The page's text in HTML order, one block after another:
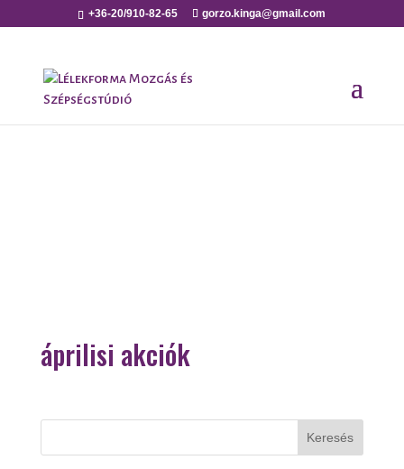
+36-20/910-82-65 gorzo.kinga@gmail.com
áprilisi akciók